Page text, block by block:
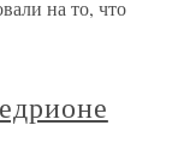
на то, что